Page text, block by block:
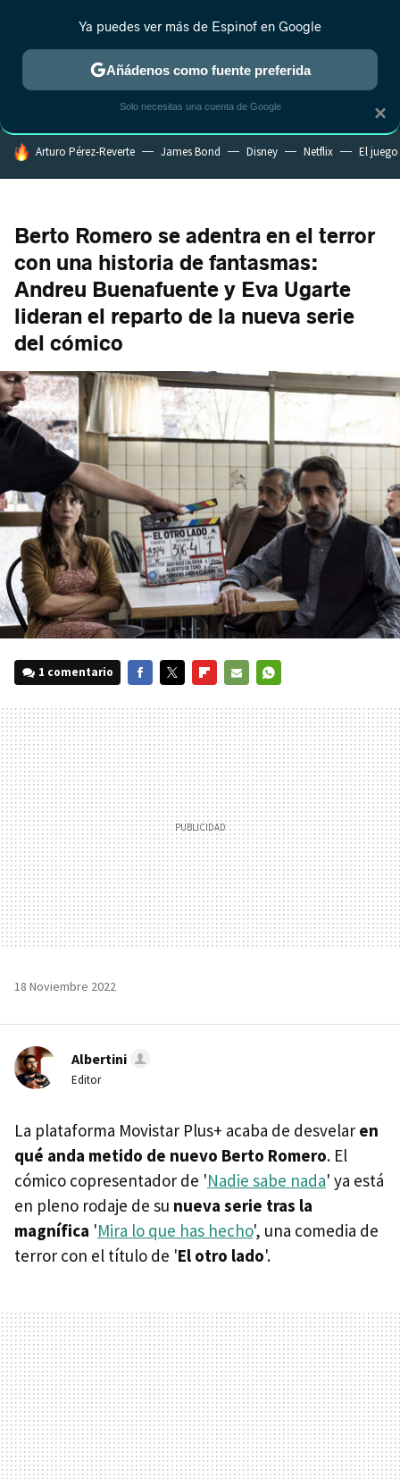
MENÚ NUEVO
ESTRENOS REALITY ANIME RANKINGS CINE
HOY SE HABLA DE
Arturo Pérez-Reverte James Bond Disney Netflix El
Berto Romero se adentra en el terror
con una historia de fantasmas:
Andreu Buenafuente y Eva Ugarte
lideran el reparto de la nueva serie
del cómico
1 comentario
MAIL
18 Noviembre 2022
Albertini
Editor
La plataforma Movistar Plus+ acaba de desvelar en
qué anda metido de nuevo Berto Romero. El
cómico copresentador de 'Nadie sabe nada' ya está
en pleno rodaje de su nueva serie tras la
magnífica 'Mira lo que has hecho', una comedia de
terror con el título de 'El otro lado'.
×
Ya puedes ver más de Espinof en Google
Añádenos como fuente preferida
Solo necesitas una cuenta de Google